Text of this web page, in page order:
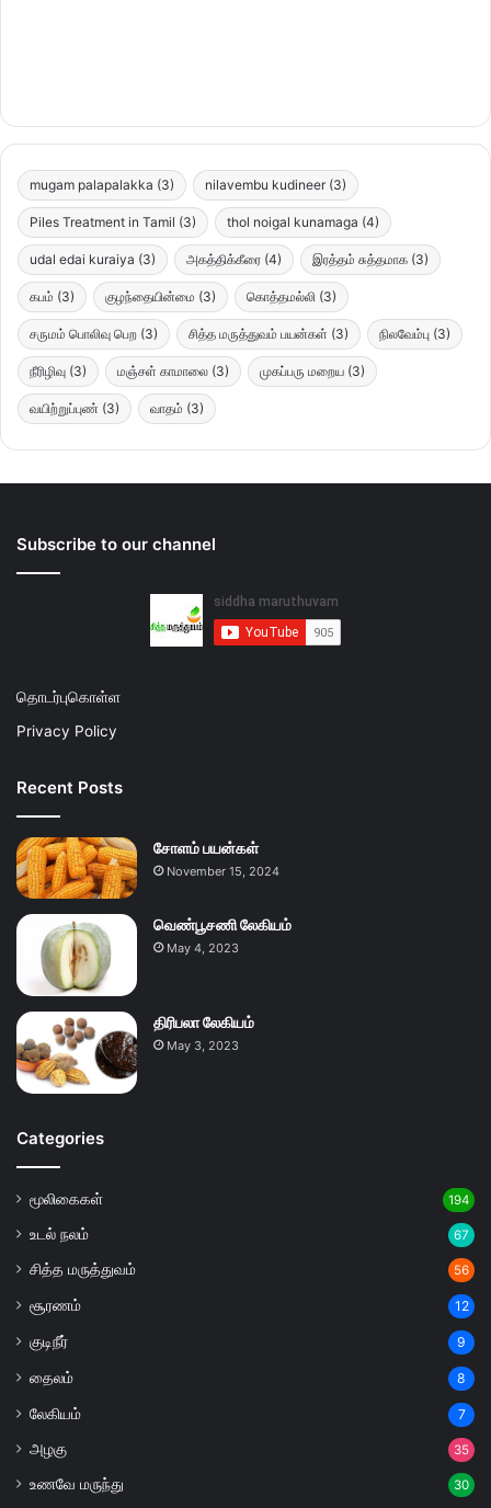
mugam palapalakka (3) nilavembu kudineer (3)
Piles Treatment in Tamil (3) thol noigal kunamaga (4)
udal edai kuraiya (3) அகத்திக்கீரை (4) இரத்தம் சுத்தமாக (3)
கபம் (3) குழந்தையின்மை (3) கொத்தமல்லி (3)
சருமம் பொலிவு பெற (3) சித்த மருத்துவம் பயன்கள் (3) நிலவேம்பு (3)
நீரிழிவு (3) மஞ்சள் காமாலை (3) முகப்பரு மறைய (3)
வயிற்றுப்புண் (3) வாதம் (3)
Subscribe to our channel
தொடர்புகொள்ள
Privacy Policy
Recent Posts
சோளம் பயன்கள்
November 15, 2024
வெண்பூசணி லேகியம்
May 4, 2023
திரிபலா லேகியம்
May 3, 2023
Categories
மூலிகைகள் 194
உடல் நலம் 67
சித்த மருத்துவம் 56
சூரணம் 12
குடிநீர் 9
தைலம் 8
லேகியம் 7
அழகு 35
உணவே மருந்து 30